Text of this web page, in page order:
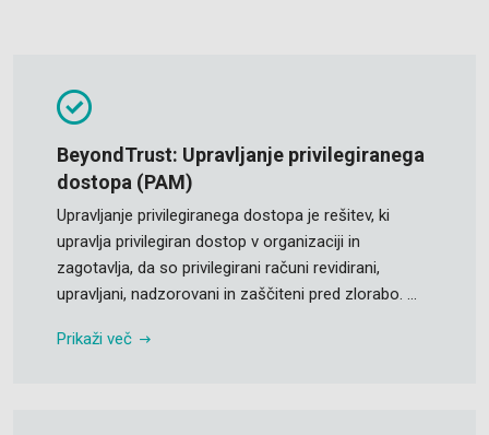
BeyondTrust: Upravljanje privilegiranega
dostopa (PAM)
Upravljanje privilegiranega dostopa je rešitev, ki
upravlja privilegiran dostop v organizaciji in
zagotavlja, da so privilegirani računi revidirani,
upravljani, nadzorovani in zaščiteni pred zlorabo. ...
Prikaži več